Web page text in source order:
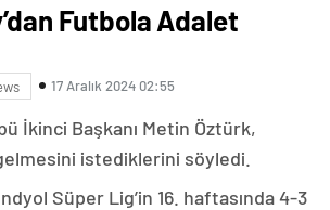
Futbola Adalet
17 Aralık 2024 02:55
İkinci Başkanı Metin Öztürk,
istediklerini söyledi.
Süper Lig’in 16. haftasında 4-3